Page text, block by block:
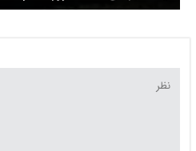
ریزش کرد